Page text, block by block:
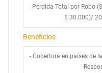
- Pérdida Total por Robo
$ 30.000)/
Beneficios
- Cobertura en países de